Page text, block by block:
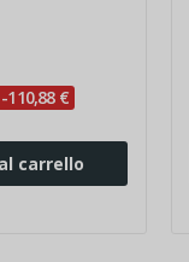
-110,88 €
carrello